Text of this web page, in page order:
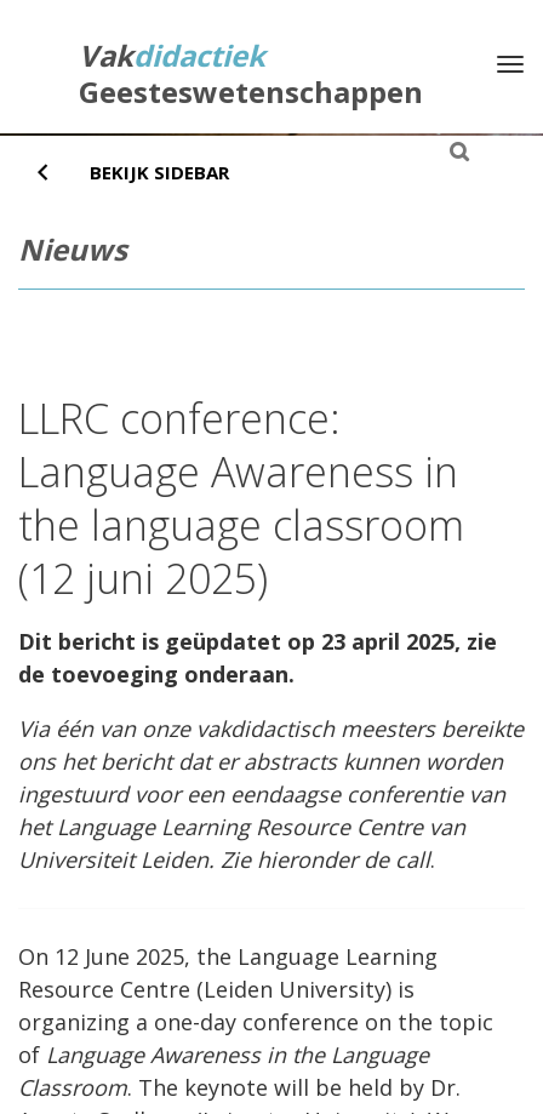
Vakdidactiek
Geesteswetenschappen
BEKIJK SIDEBAR
Nieuws
LLRC conference:
Language Awareness in
the language classroom
(12 juni 2025)
Dit bericht is geüpdatet op 23 april 2025, zie
de toevoeging onderaan.
Via één van onze vakdidactisch meesters bereikte
ons het bericht dat er abstracts kunnen worden
ingestuurd voor een eendaagse conferentie van
het Language Learning Resource Centre van
Universiteit Leiden. Zie hieronder de call.
On 12 June 2025, the Language Learning
Resource Centre (Leiden University) is
organizing a one-day conference on the topic
of Language Awareness in the Language
Classroom. The keynote will be held by Dr.